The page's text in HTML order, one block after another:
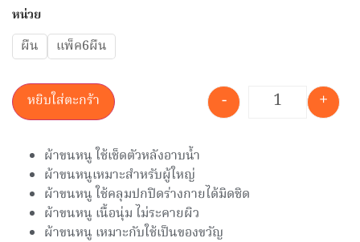
หน่วย
ผืน แพ็ค6ผืน
- +
หยิบใส่ตะกร้า
ผ้าขนหนู ใช้เช็ดตัวหลังอาบน้ำ
ผ้าขนหนูเหมาะสำหรับผู้ใหญ่
ผ้าขนหนู ใช้คลุมปกปิดร่างกายได้มิดชิด
ผ้าขนหนู เนื้อนุ่ม ไม่ระคายผิว
ผ้าขนหนู เหมาะกับใช้เป็นของขวัญ